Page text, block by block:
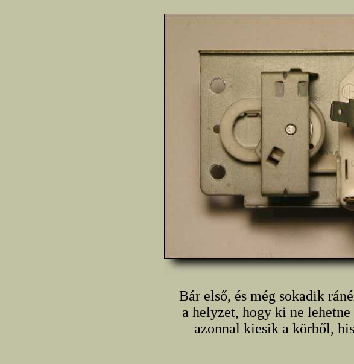
Bár első, és még sokadik
a helyzet, hogy ki ne
azonnal kiesik a körből,